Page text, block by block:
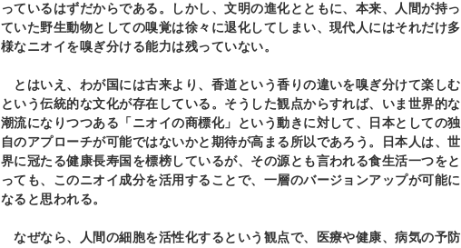
っているはずだからである。しかし、文明の進化とともに、本来、人間が持っ
ていた野生動物としての嗅覚は徐々に退化してしまい、現代人にはそれだけ多
様なニオイを嗅ぎ分ける能力は残っていない。
とはいえ、わが国には古来より、香道という香りの違いを嗅ぎ分けて楽しむ
という伝統的な文化が存在している。そうした観点からすれば、いま世界的な
潮流になりつつある「ニオイの商標化」という動きに対して、日本としての独
自のアプローチが可能ではないかと期待が高まる所以であろう。日本人は、世
界に冠たる健康長寿国を標榜しているが、その源とも言われる食生活一つをと
っても、このニオイ成分を活用することで、一層のバージョンアップが可能に
なると思われる。
なぜなら、人間の細胞を活性化するという観点で、医療や健康、病気の予防